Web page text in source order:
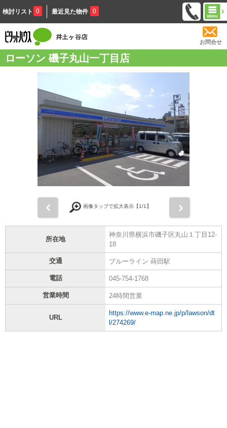
検討リスト 0 最近見た物件 0
お問合せ
ローソン 磯子丸山一丁目店
画像タップで拡大表示【1/1】
所在地
神奈川県横浜市磯子区丸山１丁目12-
18
交通 ブルーライン 蒔田駅
電話 045-754-1768
営業時間 24時間営業
URL
https://www.e-map.ne.jp/p/lawson/dt
l/274269/